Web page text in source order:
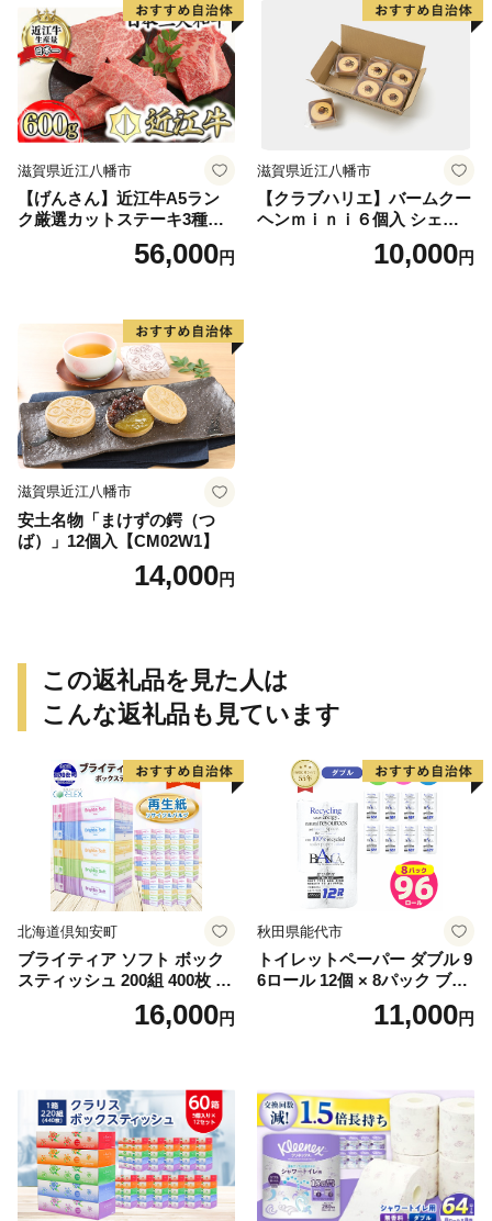
滋賀県近江八幡市
【げんさん】近江牛A5ラン
ク厳選カットステーキ3種【6
00g】【DG03W】（国産牛
和牛 ブランド牛 ブランド
牛 松阪牛 に並ぶ 日本三大
和牛 近江牛）
56,000円
滋賀県近江八幡市
【クラブハリエ】バームクー
ヘンｍｉｎｉ６個入 シェア
ボックス 個包装【FC01W】
10,000円
滋賀県近江八幡市
安土名物「まけずの鍔（つ
ば）」12個入【CM02W1】
14,000円
この返礼品を見た人は
こんな返礼品も見ています
北海道倶知安町
ブライティア ソフト ボック
スティッシュ 200組 400枚 60
箱 日本製 まとめ買い ティッ
シュ リサイクル 長持 防災 常
倶知安町 日用品
16,000円
秋田県能代市
トイレットペーパー ダブル 9
6ロール 12個 × 8パック ブラ
ンカ 再生紙 100％ 芯あり 日
用品 消耗品 無香料 生活用品
11,000円